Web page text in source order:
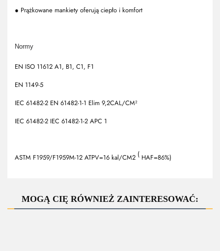
● Prążkowane mankiety oferują ciepło i komfort
Normy
EN ISO 11612 A1, B1, C1, F1
EN 1149-5
IEC 61482-2 EN 61482-1-1 Elim 9,2CAL/CM²
IEC 61482-2 IEC 61482-1-2 APC 1
ASTM F1959/F1959M-12 ATPV=16 kal/CM2 ( HAF=86%)
MOGĄ CIĘ RÓWNIEŻ ZAINTERESOWAĆ: